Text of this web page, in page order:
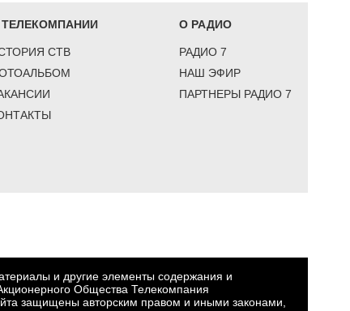
СТВ
О РАДИО
РАДИО 7
НАШ ЭФИР
ПАРТНЕРЫ РАДИО 7
и другие элементы содержания и
Общества Телекомпания
защищены авторским правом и иными законами,